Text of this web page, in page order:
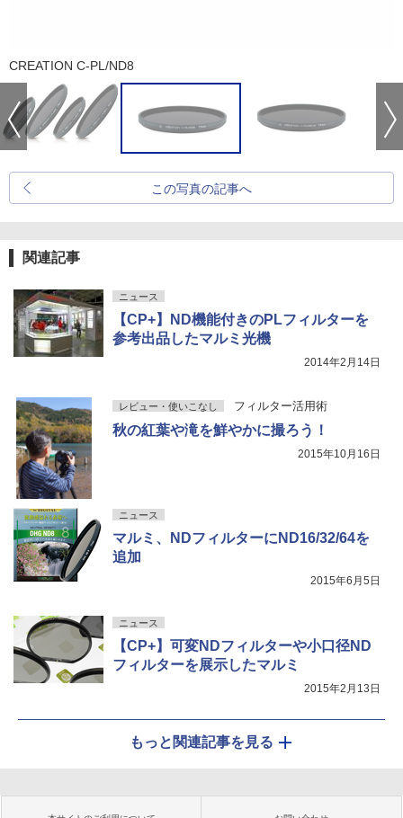
CREATION C-PL/ND8
この写真の記事へ
関連記事
ニュース
【CP+】ND機能付きのPLフィルターを
参考出品したマルミ光機
2014年2月14日
レビュー・使いこなし フィルター活用術
秋の紅葉や滝を鮮やかに撮ろう！
2015年10月16日
ニュース
マルミ、NDフィルターにND16/32/64を
追加
2015年6月5日
ニュース
【CP+】可変NDフィルターや小口径ND
フィルターを展示したマルミ
2015年2月13日
もっと関連記事を見る